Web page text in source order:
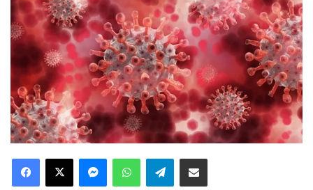
Facebook
X MessengerWhatsAppTelegramCompartir via Email